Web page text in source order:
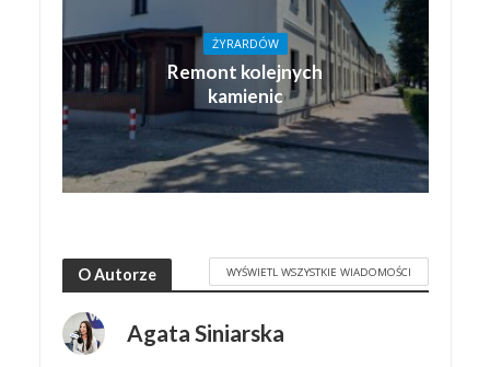
ŻYRARDÓW
Remont kolejnych
kamienic
O Autorze WYŚWIETL WSZYSTKIE WIADOMOŚCI
Agata Siniarska